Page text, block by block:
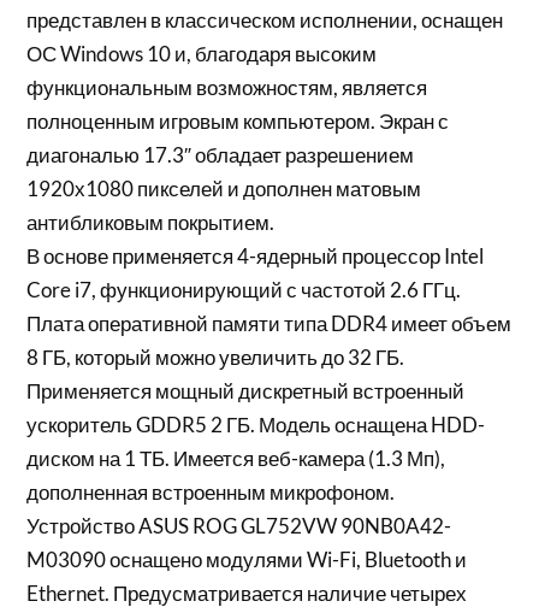
представлен в классическом исполнении, оснащен
ОС Windows 10 и, благодаря высоким
функциональным возможностям, является
полноценным игровым компьютером. Экран с
диагональю 17.3″ обладает разрешением
1920х1080 пикселей и дополнен матовым
антибликовым покрытием.
В основе применяется 4-ядерный процессор Intel
Core i7, функционирующий с частотой 2.6 ГГц.
Плата оперативной памяти типа DDR4 имеет объем
8 ГБ, который можно увеличить до 32 ГБ.
Применяется мощный дискретный встроенный
ускоритель GDDR5 2 ГБ. Модель оснащена HDD-
диском на 1 ТБ. Имеется веб-камера (1.3 Мп),
дополненная встроенным микрофоном.
Устройство ASUS ROG GL752VW 90NB0A42-
M03090 оснащено модулями Wi-Fi, Bluetooth и
Ethernet. Предусматривается наличие четырех